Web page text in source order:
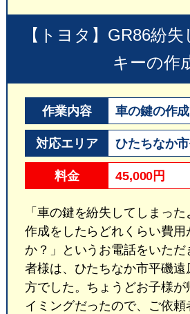
【トヨタ】GR86紛
キーの作
作業内容 車の鍵の作成
対応エリア ひたちなか
料金 45,000円
「車の鍵を紛失してしまった
作成をしたらどれくらい費用
か？」というお電話をいた
者様は、ひたちなか市平磯
方でした。ちょうどお子様が
イミングだったので、ご依